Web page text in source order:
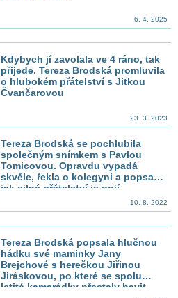
6. 4. 2025
Kdybych jí zavolala ve 4 ráno, tak
přijede. Tereza Brodská promluvila
o hlubokém přátelství s Jitkou
Čvančarovou
23. 3. 2023
Tereza Brodská se pochlubila
společným snímkem s Pavlou
Tomicovou. Opravdu vypadá
skvěle, řekla o kolegyni a popsala,
jak silné přátelství je pojí
10. 8. 2022
Tereza Brodská popsala hlučnou
hádku své maminky Jany
Brejchové s herečkou Jiřinou
Jiráskovou, po které se spolu
letité kamarádky přestaly bavit